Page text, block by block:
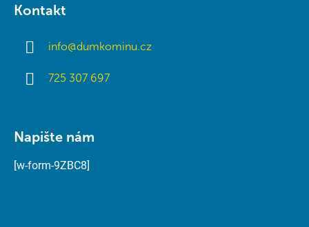
Kontakt
info@dumkominu.cz
725 307 697
Napište nám
[w-form-9ZBC8]